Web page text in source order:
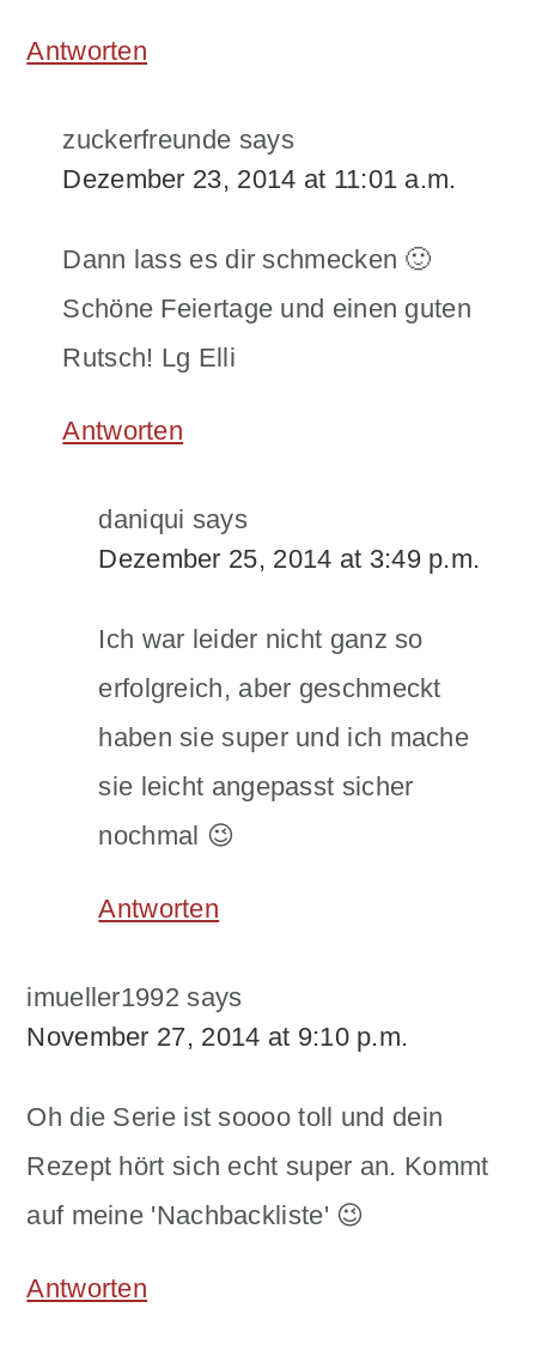
Antworten
zuckerfreunde says
Dezember 23, 2014 at 11:01 a.m.
Dann lass es dir schmecken 🙂
Schöne Feiertage und einen guten
Rutsch! Lg Elli
Antworten
daniqui says
Dezember 25, 2014 at 3:49 p.m.
Ich war leider nicht ganz so
erfolgreich, aber geschmeckt
haben sie super und ich mache
sie leicht angepasst sicher
nochmal 😉
Antworten
imueller1992 says
November 27, 2014 at 9:10 p.m.
Oh die Serie ist soooo toll und dein
Rezept hört sich echt super an. Kommt
auf meine 'Nachbackliste' 😉
Antworten